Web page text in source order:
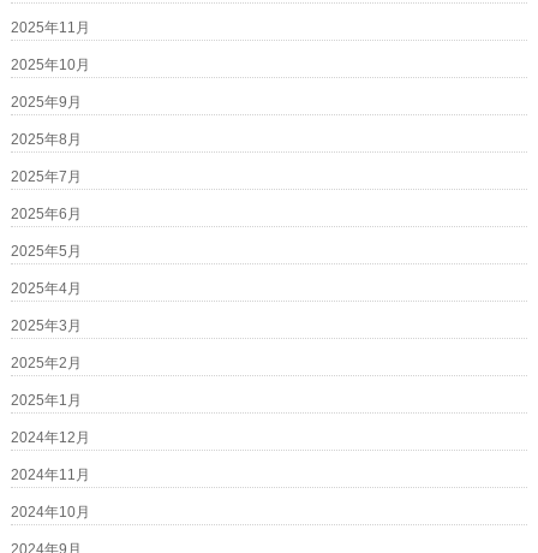
2025年11月
2025年10月
2025年9月
2025年8月
2025年7月
2025年6月
2025年5月
2025年4月
2025年3月
2025年2月
2025年1月
2024年12月
2024年11月
2024年10月
2024年9月